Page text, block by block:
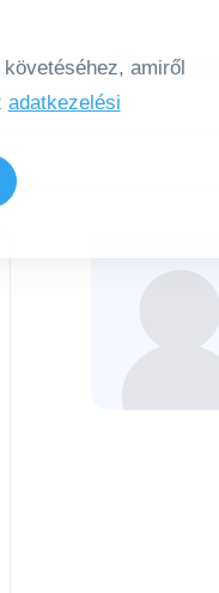
amiről
adatkezelési
KezdőlapRólunk